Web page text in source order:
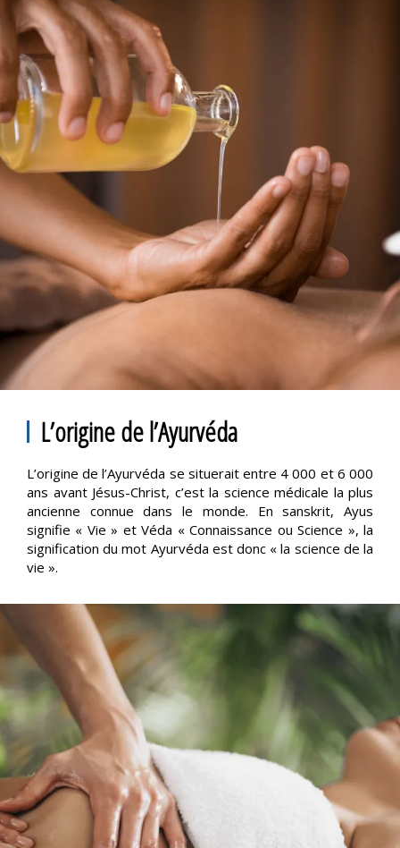
L’origine de l’Ayurvéda
L’origine de l’Ayurvéda se situerait entre 4 000 et 6 000
ans avant Jésus-Christ, c’est la science médicale la plus
ancienne connue dans le monde. En sanskrit, Ayus
signifie « Vie » et Véda « Connaissance ou Science », la
signification du mot Ayurvéda est donc « la science de la
vie ».